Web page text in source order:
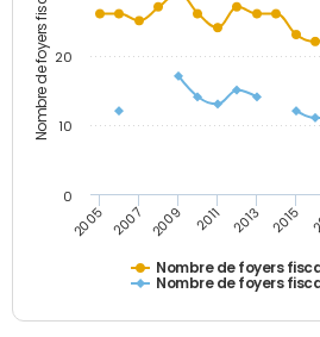
Nombre de foyers fiscaux
Nombre de foyers
Nombre de foyers
2005 2007 2009 2011 2013 2015
0
10
20